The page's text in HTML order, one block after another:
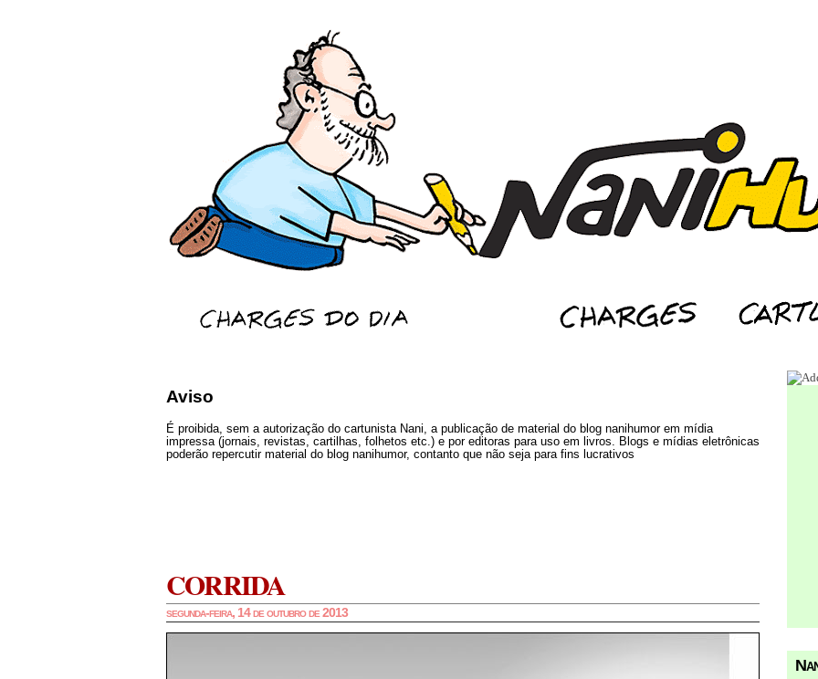
Aviso
É proibida, sem a autorização do cartunista Nani, a publicação de material do blog nanihumor em mídia
impressa (jornais, revistas, cartilhas, folhetos etc.) e por editoras para uso em livros. Blogs e mídias eletrônicas
poderão repercutir material do blog nanihumor, contanto que não seja para fins lucrativos
CORRIDA
segunda-feira, 14 de outubro de 2013